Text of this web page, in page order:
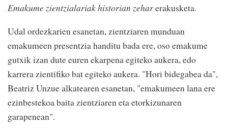
Emakume zientzialariak historian zeharerakusketa.
Udal ordezkarien esanetan, zientziaren munduan
emakumeen presentzia handitu bada ere, oso emakume
gutxik izan dute euren ekarpena egiteko aukera, edo
karrera zientifiko bat egiteko aukera. "Hori bidegabea da",
Beatriz Unzue alkatearen esanetan, "emakumeen lana ere
ezinbestekoa baita zientziaren eta etorkizunaren
garapenean".